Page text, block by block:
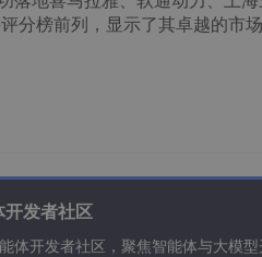
分榜前列，显示了其卓越的市
开发者社区
体开发者社区，聚焦智能体与大模